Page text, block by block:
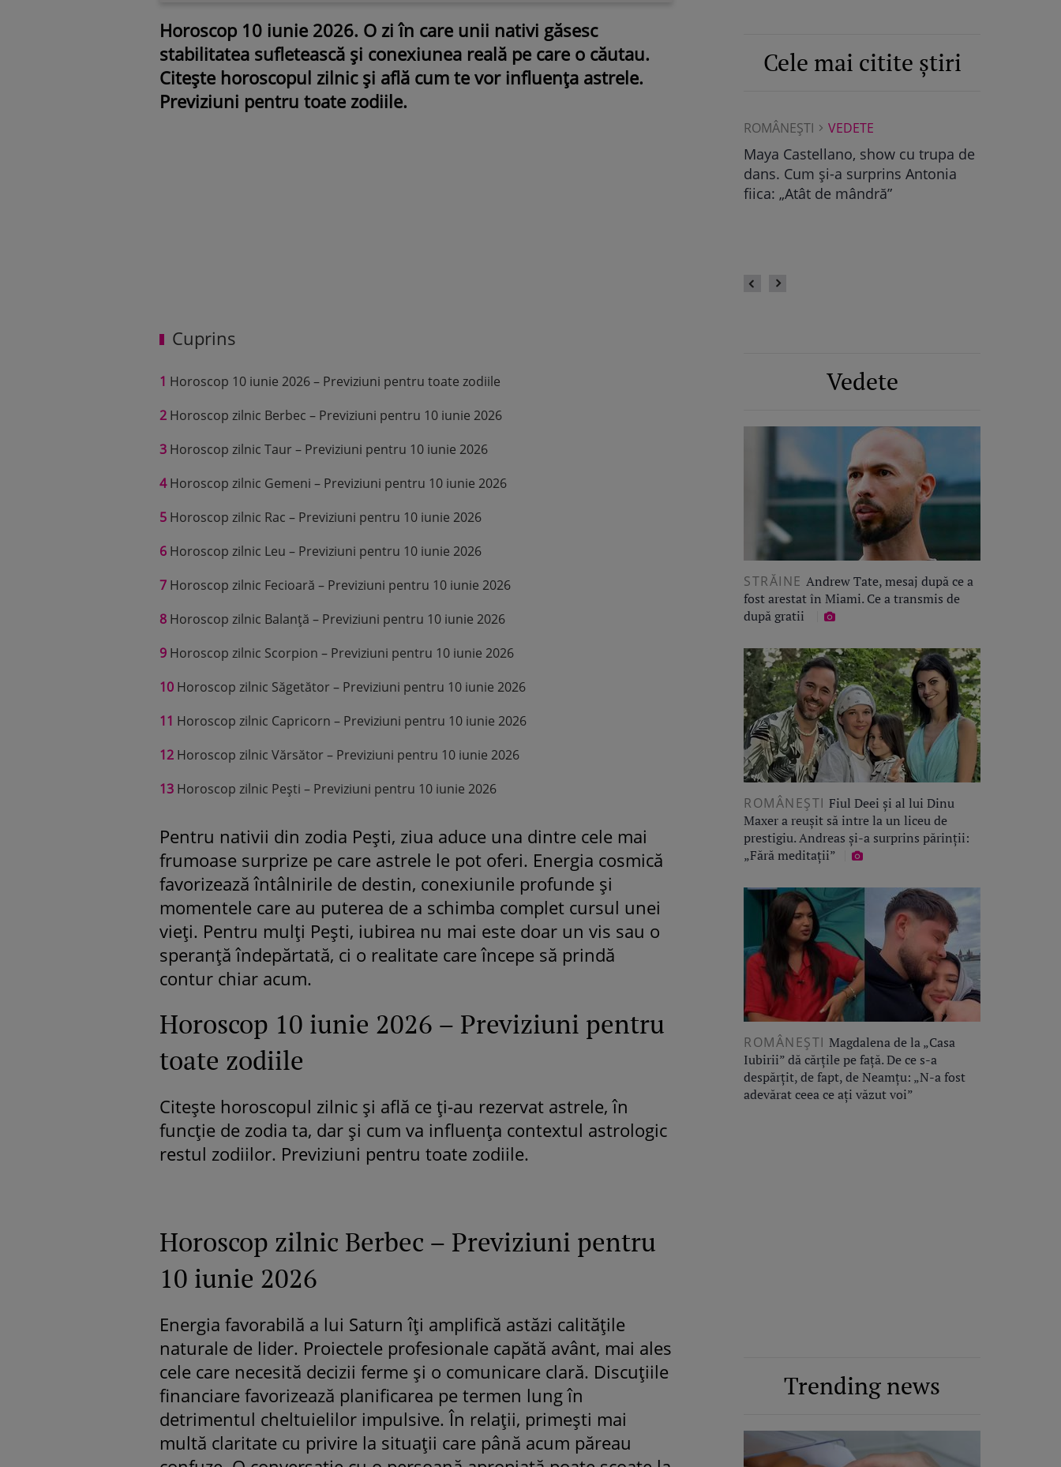
Horoscop 10 iunie 2026. O zi în care unii nativi găsesc
stabilitatea sufletească și conexiunea reală pe care o căutau.
Citește horoscopul zilnic și află cum te vor influența astrele.
Previziuni pentru toate zodiile.
Cuprins
1 Horoscop 10 iunie 2026 – Previziuni pentru toate zodiile
2 Horoscop zilnic Berbec – Previziuni pentru 10 iunie 2026
3 Horoscop zilnic Taur – Previziuni pentru 10 iunie 2026
4Horoscop zilnic Gemeni – Previziuni pentru 10 iunie 2026
5 Horoscop zilnic Rac – Previziuni pentru 10 iunie 2026
6 Horoscop zilnic Leu – Previziuni pentru 10 iunie 2026
7 Horoscop zilnic Fecioară – Previziuni pentru 10 iunie 2026
8 Horoscop zilnic Balanță – Previziuni pentru 10 iunie 2026
9 Horoscop zilnic Scorpion – Previziuni pentru 10 iunie 2026
10 Horoscop zilnic Săgetător – Previziuni pentru 10 iunie 2026
11 Horoscop zilnic Capricorn – Previziuni pentru 10 iunie 2026
12 Horoscop zilnic Vărsător – Previziuni pentru 10 iunie 2026
13 Horoscop zilnic Pești – Previziuni pentru 10 iunie 2026
Pentru nativii din zodia Pești, ziua aduce una dintre cele mai
frumoase surprize pe care astrele le pot oferi. Energia cosmică
favorizează întâlnirile de destin, conexiunile profunde și
momentele care au puterea de a schimba complet cursul unei
vieți. Pentru mulți Pești, iubirea nu mai este doar un vis sau o
speranță îndepărtată, ci o realitate care începe să prindă
contur chiar acum.
Horoscop 10 iunie 2026 – Previziuni pentru
toate zodiile
Citește horoscopul zilnic și află ce ți-au rezervat astrele, în
funcție de zodia ta, dar și cum va influența contextul astrologic
restul zodiilor. Previziuni pentru toate zodiile.
Horoscop zilnic Berbec – Previziuni pentru
10 iunie 2026
Energia favorabilă a lui Saturn îți amplifică astăzi calitățile
naturale de lider. Proiectele profesionale capătă avânt, mai ales
cele care necesită decizii ferme și o comunicare clară. Discuțiile
financiare favorizează planificarea pe termen lung în
detrimentul cheltuielilor impulsive. În relații, primești mai
multă claritate cu privire la situații care până acum păreau
Cele mai citite știri
ROMÂNEŞTI VEDETE
Maya Castellano, show cu trupa de
dans. Cum și-a surprins Antonia
fiica: „Atât de mândră”
Vedete
STRĂINE Andrew Tate, mesaj după ce a
fost arestat în Miami. Ce a transmis de
după gratii
ROMÂNEŞTI Fiul Deei și al lui Dinu
Maxer a reușit să intre la un liceu de
prestigiu. Andreas și-a surprins părinții:
„Fără meditații”
ROMÂNEŞTI Magdalena de la „Casa
Iubirii” dă cărțile pe față. De ce s-a
despărțit, de fapt, de Neamțu: „N-a fost
adevărat ceea ce ați văzut voi”
Trending news